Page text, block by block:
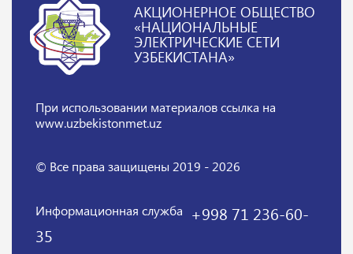
АКЦИОНЕРНОЕ ОБЩЕСТВО
«НАЦИОНАЛЬНЫЕ
ЭЛЕКТРИЧЕСКИЕ СЕТИ
УЗБЕКИСТАНА»
При использовании материаловссылка на
www.uzbekistonmet.uz
© Все права защищены 2019 - 2026
Информационная служба
+998 71 236-60-
35